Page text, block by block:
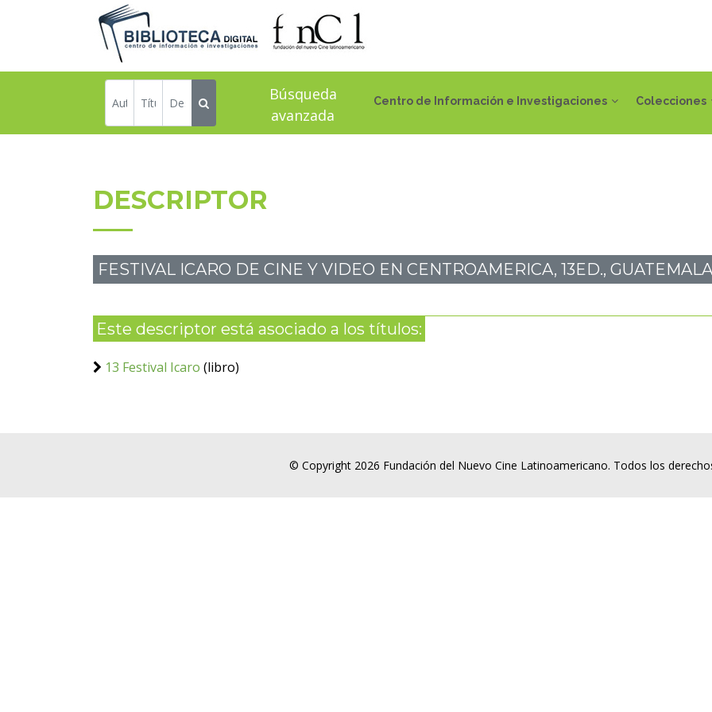
Centro de Información e Investigaciones Colecciones
Búsqueda
avanzada
DESCRIPTOR
FESTIVAL ICARO DE CINE Y VIDEO EN CENTROAMERICA, 13ED.,
Este descriptor está asociado a los títulos:
13 Festival Icaro (libro)
© Copyright 2026 Fundación del Nuevo Cine Latinoamericano. Todos los